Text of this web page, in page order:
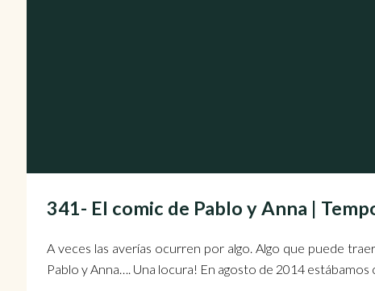
341- El comic de Pablo y Anna |
A veces las averías ocurren por algo. Algo que puede
Pablo y Anna…. Una locura! En agosto de 2014